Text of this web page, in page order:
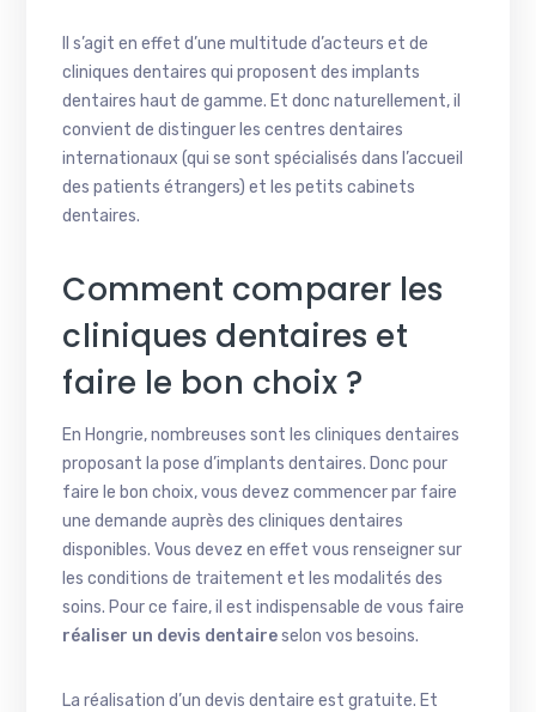
Il s’agit en effet d’une multitude d’acteurs et de
cliniques dentaires qui proposent des implants
dentaires haut de gamme. Et donc naturellement, il
convient de distinguer les centres dentaires
internationaux (qui se sont spécialisés dans l’accueil
des patients étrangers) et les petits cabinets
dentaires.
Comment comparer les
cliniques dentaires et
faire le bon choix ?
En Hongrie, nombreuses sont les cliniques dentaires
proposant la pose d’implants dentaires. Donc pour
faire le bon choix, vous devez commencer par faire
une demande auprès des cliniques dentaires
disponibles. Vous devez en effet vous renseigner sur
les conditions de traitement et les modalités des
soins. Pour ce faire, il est indispensable de vous faire
réaliser un devis dentaireselon vos besoins.
La réalisation d’un devis dentaire est gratuite. Et